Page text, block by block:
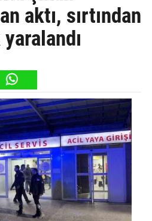
aktı, sırtından